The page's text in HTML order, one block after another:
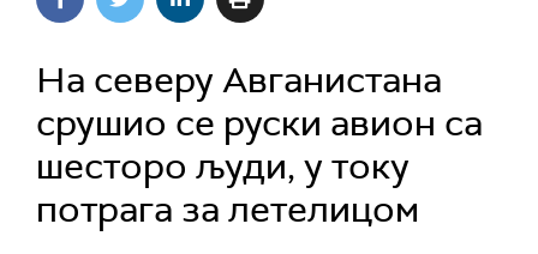
На северу Авганистана
срушио се руски авион са
шесторо људи, у току
потрага за летелицом